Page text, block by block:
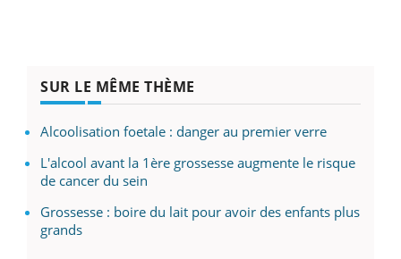
SUR LE MÊME THÈME
Alcoolisation foetale : danger au premier verre
L'alcool avant la 1ère grossesse augmente le risque
de cancer du sein
Grossesse : boire du lait pour avoir des enfants plus
grands